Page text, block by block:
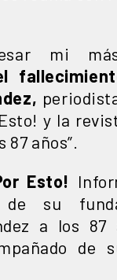
mi
y la
años”.
Esto!
de su
a los
de